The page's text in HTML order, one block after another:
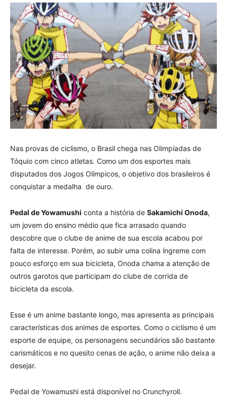
Nas provas de ciclismo, o Brasil chega nas Olimpíadas de
Tóquio com cinco atletas. Como um dos esportes mais
disputados dos Jogos Olímpicos, o objetivo dos brasileiros é
conquistar a medalha de ouro.
Pedal de Yowamushi conta a história de Sakamichi Onoda,
um jovem do ensino médio que fica arrasado quando
descobre que o clube de anime de sua escola acabou por
falta de interesse. Porém, ao subir uma colina íngreme com
pouco esforço em sua bicicleta, Onoda chama a atenção de
outros garotos que participam do clube de corrida de
bicicleta da escola.
Esse é um anime bastante longo, mas apresenta as principais
características dos animes de esportes. Como o ciclismo é um
esporte de equipe, os personagens secundários são bastante
carismáticos e no quesito cenas de ação, o anime não deixa a
desejar.
Pedal de Yowamushi está disponível no Crunchyroll.